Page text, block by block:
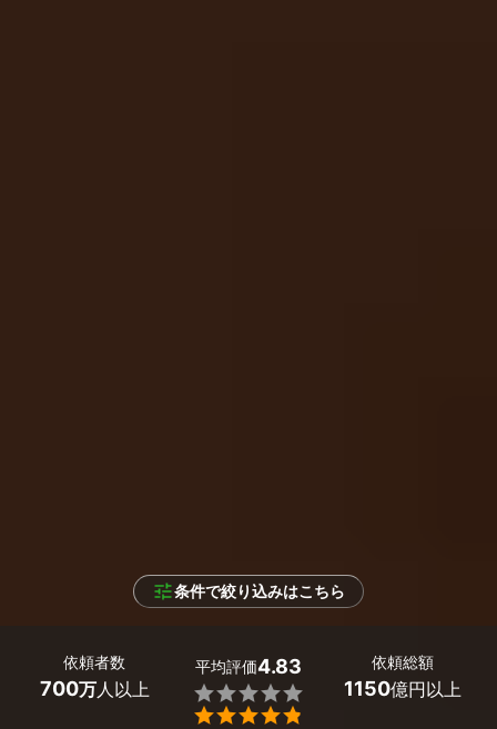
条件で絞り込みはこちら
依頼者数
700万人以上
平均評価4.83


依頼総額
1150億円以上